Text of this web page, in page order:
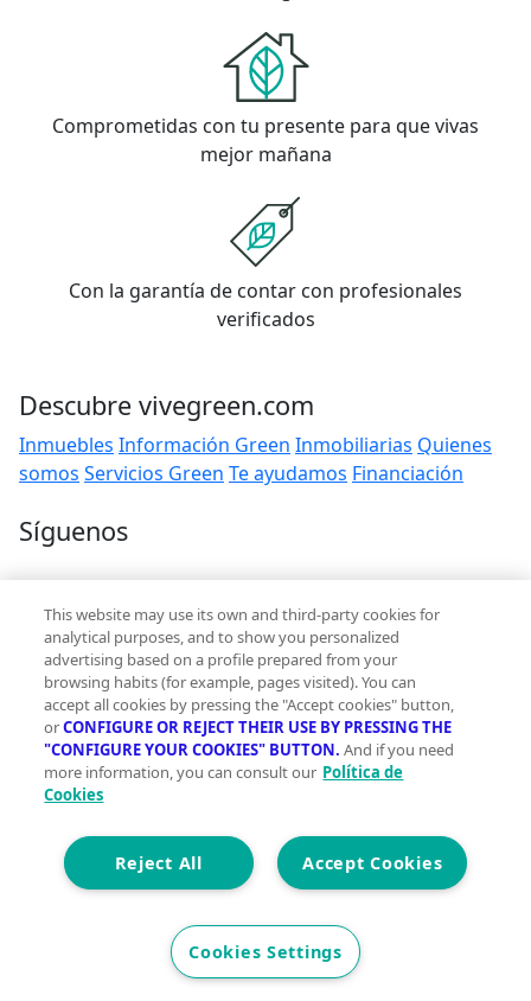
Comprometidas con tu presente para que vivas
mejor mañana
Con la garantía de contar con profesionales
verificados
Descubre vivegreen.com
Inmuebles Información Green Inmobiliarias Quienes
somos Servicios Green Te ayudamos Financiación
Síguenos
Contacto
hola@vivegreen.com
Aviso Legal
Condiciones de uso
Politica de privacidad
Política de cookies
Accesibilidad
© 2026 Vivegreen - Todos los derechos reservados - UCI
SERVICIOS PARA PROFESIONALES INMOBILIARIOS, S.A.U
This website may use its own and third-party cookies for
analytical purposes, and to show you personalized
advertising based on a profile prepared from your
browsing habits (for example, pages visited). You can
accept all cookies by pressing the "Accept cookies" button,
orCONFIGURE OR REJECT THEIR USE BY PRESSING THE
"CONFIGURE YOUR COOKIES" BUTTON. And if you need
more information, you can consult our Política de
Cookies
Accept Cookies
Reject All
Cookies Settings